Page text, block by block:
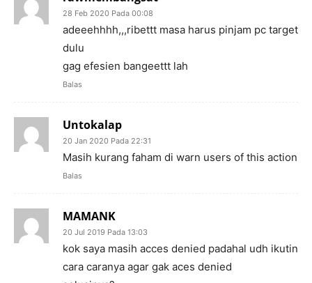
28 Feb 2020 Pada 00:08
adeeehhhh,,,ribettt masa harus pinjam pc target
dulu
gag efesien bangeettt lah
Balas
Untokalap
20 Jan 2020 Pada 22:31
Masih kurang faham di warn users of this action
Balas
MAMANK
20 Jul 2019 Pada 13:03
kok saya masih acces denied padahal udh ikutin
cara caranya agar gak aces denied